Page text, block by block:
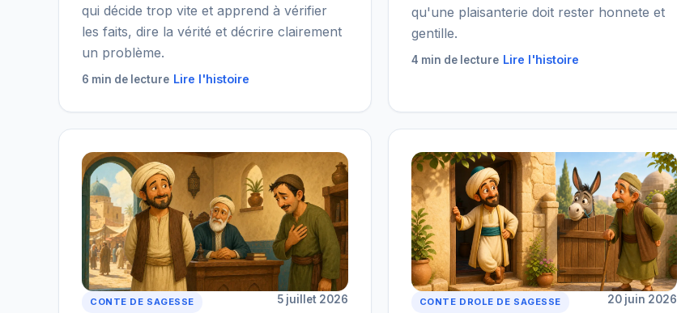
qui décide trop vite et apprend à vérifier
les faits, dire la vérité et décrire clairement
un problème.
6 min de lecture Lire l'histoire
qu'une plaisanterie doit rester honnete et
gentille.
4 min de lecture Lire l'histoire
CONTE DE SAGESSE 5 juillet 2026 CONTE DROLE DE SAGESSE 20 juin 2026